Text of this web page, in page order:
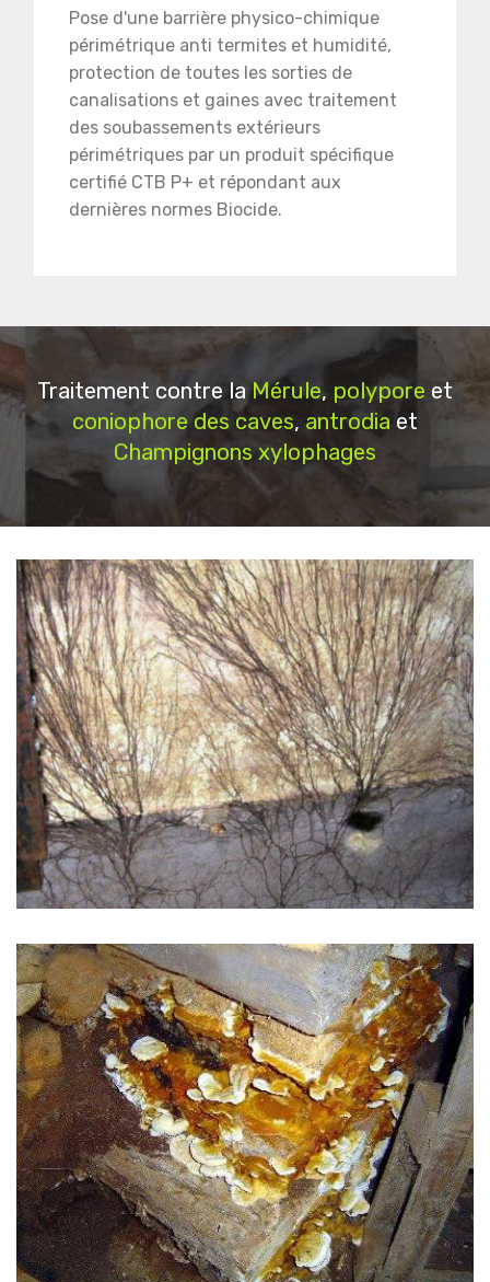
Pose d'une barrière physico-chimique
périmétrique anti termites et humidité,
protection de toutes les sorties de
canalisations et gaines avec traitement
des soubassements extérieurs
périmétriques par un produit spécifique
certifié CTB P+ et répondant aux
dernières normes Biocide.
Traitement contre laMérule, polypore et
coniophore des caves, antrodia et
Champignons xylophages